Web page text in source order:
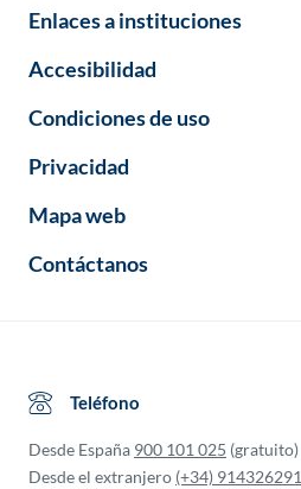
Enlaces a instituciones
Accesibilidad
Condiciones de uso
Privacidad
Mapa web
Contáctanos
Teléfono
Desde España 900 101 025 (gratuito)
Desde el extranjero (+34) 914326291